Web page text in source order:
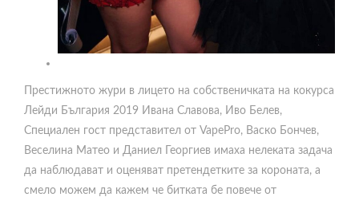
Престижното жури в лицето на собственичката на кокурса
Лейди България 2019 Ивана Славова, Иво Белев,
Специален гост представител от VapePro, Васко Бончев,
Веселина Матео и Даниел Георгиев имаха нелеката задача
да наблюдават и оценяват претендетките за короната, а
смело можем да кажем че битката бе повече от